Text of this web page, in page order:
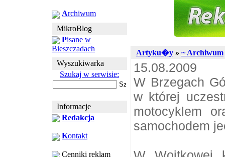
Archiwum
MikroBlog
Pisane w
Bieszczadach
Wyszukiwarka
Szukaj w serwisie:
Informacje
Redakcja
Kontakt
Cenniki reklam
Artyku�y » ~ Archiwum
15.08.2009
W Brzegach
w której
motocyklem
samochodem